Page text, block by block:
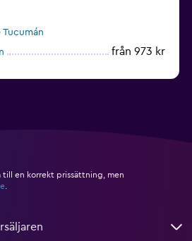
från 973 kr
till en korrekt prissättning, men